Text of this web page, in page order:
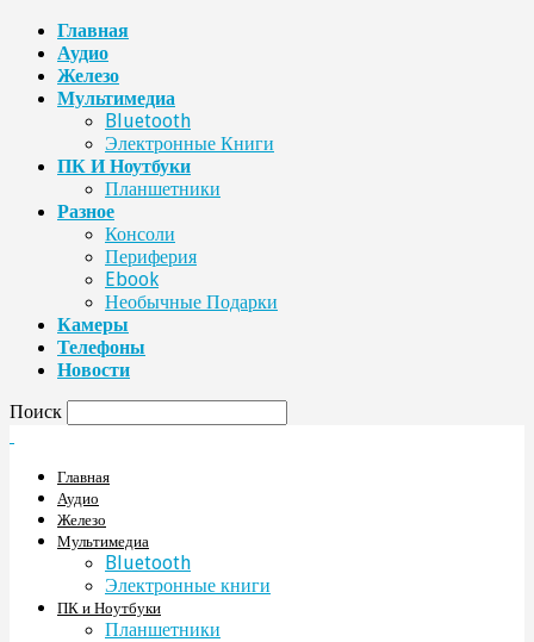
Главная
Аудио
Железо
Мультимедиа
Bluetooth
Электронные Книги
ПК И Ноутбуки
Планшетники
Разное
Консоли
Периферия
Ebook
Необычные Подарки
Камеры
Телефоны
Новости
Поиск
Главная
Аудио
Железо
Мультимедиа
Bluetooth
Электронные книги
ПК и Ноутбуки
Планшетники